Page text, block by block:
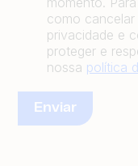
como
privacidade e
proteger e
nossa política